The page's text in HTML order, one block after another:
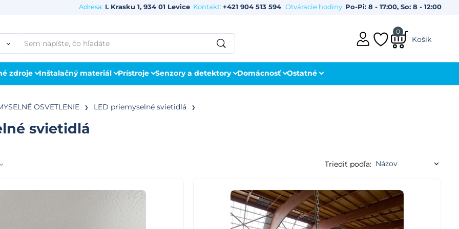
Adresa: I. Krasku 1, 934 01 Levice Kontakt:+421 904 513 594Otváracie hodiny: Po-Pi: 8 - 17:00, So: 8 - 12:00
0
Košík
zdroje Inštalačný materiál Prístroje Senzory a detektory Domácnosť Ostatné
OSVETLENIE LED priemyselné svietidlá
svietidlá
Triediť podľa: